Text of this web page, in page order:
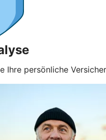
Ihre persönliche